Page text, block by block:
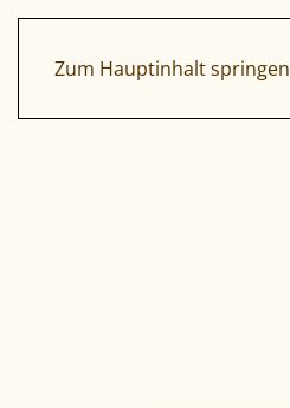
Zum Hauptinhalt springen